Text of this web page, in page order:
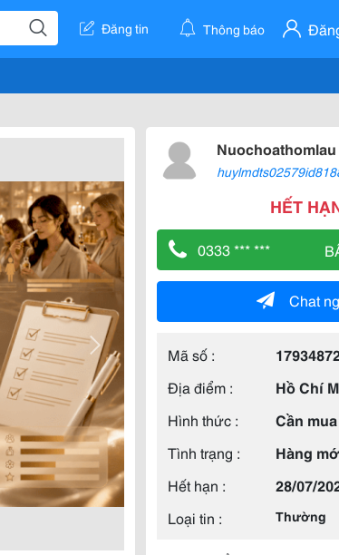
Đăng tin Thông báo
Nuochoathomlau
HẾT
0333 *** ***
Chat
Mã số :
Địa điểm :
Hồ Chí
Hình thức :
Cần mua
Tình trạng :
Hàng
Hết hạn :
28/07/
Loại tin :
Thường